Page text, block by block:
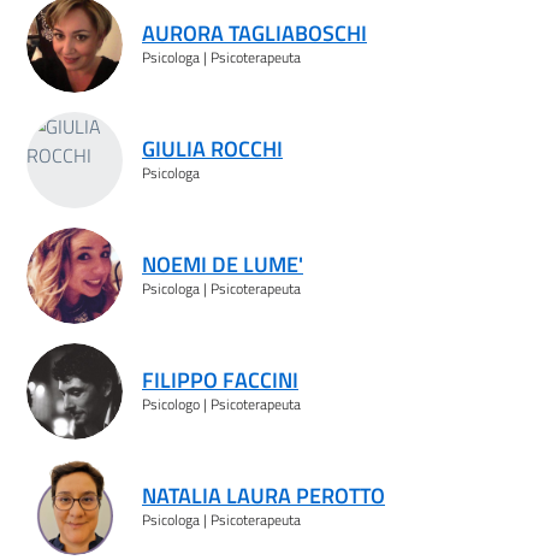
AURORA TAGLIABOSCHI
Psicologa | Psicoterapeuta
GIULIA ROCCHI
Psicologa
NOEMI DE LUME'
Psicologa | Psicoterapeuta
FILIPPO FACCINI
Psicologo | Psicoterapeuta
NATALIA LAURA PEROTTO
Psicologa | Psicoterapeuta